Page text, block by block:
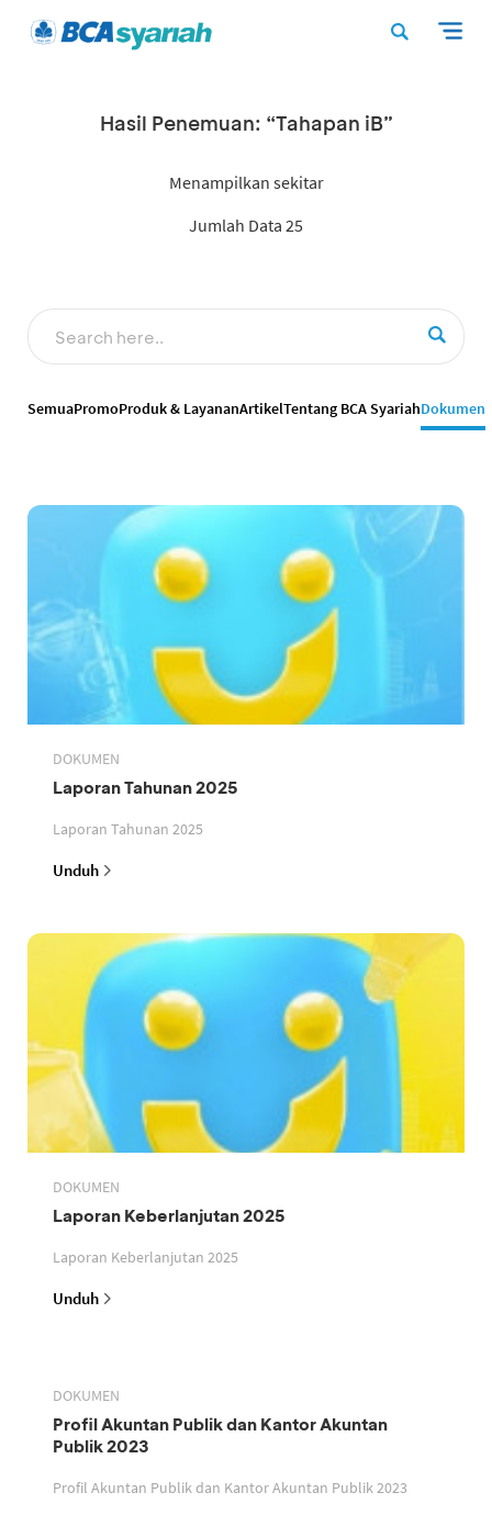
Hasil Penemuan: “Tahapan iB”
Menampilkan sekitar
Jumlah Data 25
SemuaPromoProduk & LayananArtikelTentang BCA SyariahDokumen
DOKUMEN
Laporan Tahunan 2025
Laporan Tahunan 2025
Unduh
DOKUMEN
Laporan Keberlanjutan 2025
Laporan Keberlanjutan 2025
Unduh
DOKUMEN
Profil Akuntan Publik dan Kantor Akuntan
Publik 2023
Profil Akuntan Publik dan Kantor Akuntan Publik 2023